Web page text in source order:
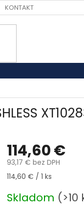
KONTAKT
114,60 €
93,17 € bez DPH
Jednotková cena:
114,60 € / 1 ks
Skladom (>10